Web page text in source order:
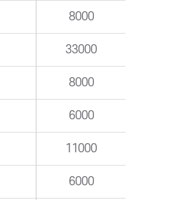
8000
33000
8000
6000
11000
6000